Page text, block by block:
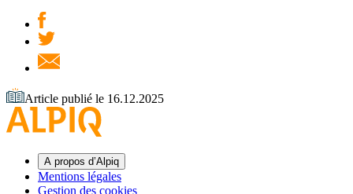
Article publié le 16.12.2025
A propos d’Alpiq
Mentions légales
Gestion des cookies